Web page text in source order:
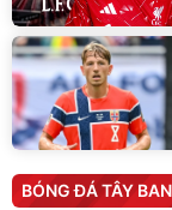
BÓNG ĐÁ TÂY